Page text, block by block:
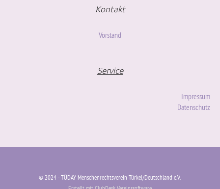
Kontakt
Vorstand
Service
Impressum
Datenschutz
©️ 2024 - TÜDAY Menschenrechtsverein Türkei/Deutschland e.V.